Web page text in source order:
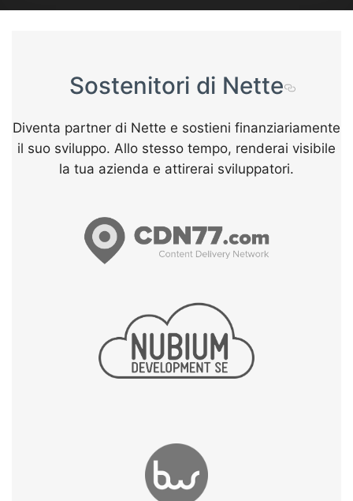
Sostenitori di Nette
Diventa partner di Nette e sostieni finanziariamente
il suo sviluppo. Allo stesso tempo, renderai visibile
la tua azienda e attirerai sviluppatori.